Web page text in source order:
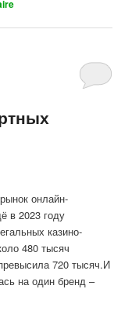
онлайн-
в 2023 году
казино-
480 тысяч
720 тысяч.И
на один бренд –